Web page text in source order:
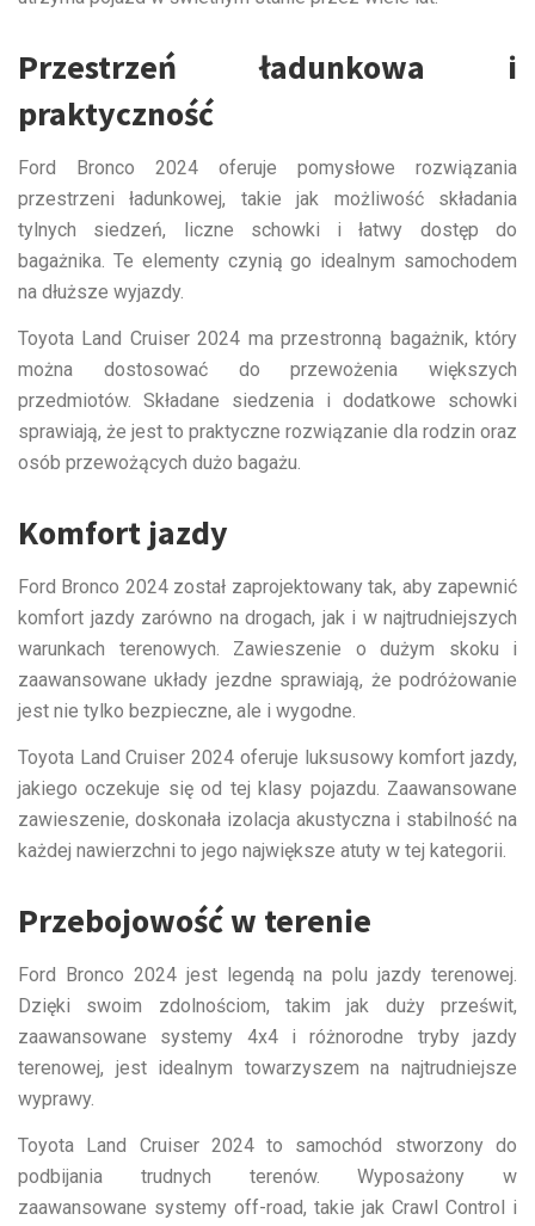
Przestrzeń ładunkowa i
praktyczność
Ford Bronco 2024 oferuje pomysłowe rozwiązania
przestrzeni ładunkowej, takie jak możliwość składania
tylnych siedzeń, liczne schowki i łatwy dostęp do
bagażnika. Te elementy czynią go idealnym samochodem
na dłuższe wyjazdy.
Toyota Land Cruiser 2024 ma przestronną bagażnik, który
można dostosować do przewożenia większych
przedmiotów. Składane siedzenia i dodatkowe schowki
sprawiają, że jest to praktyczne rozwiązanie dla rodzin oraz
osób przewożących dużo bagażu.
Komfort jazdy
Ford Bronco 2024 został zaprojektowany tak, aby zapewnić
komfort jazdy zarówno na drogach, jak i w najtrudniejszych
warunkach terenowych. Zawieszenie o dużym skoku i
zaawansowane układy jezdne sprawiają, że podróżowanie
jest nie tylko bezpieczne, ale i wygodne.
Toyota Land Cruiser 2024 oferuje luksusowy komfort jazdy,
jakiego oczekuje się od tej klasy pojazdu. Zaawansowane
zawieszenie, doskonała izolacja akustyczna i stabilność na
każdej nawierzchni to jego największe atuty w tej kategorii.
Przebojowość w terenie
Ford Bronco 2024 jest legendą na polu jazdy terenowej.
Dzięki swoim zdolnościom, takim jak duży prześwit,
zaawansowane systemy 4x4 i różnorodne tryby jazdy
terenowej, jest idealnym towarzyszem na najtrudniejsze
wyprawy.
Toyota Land Cruiser 2024 to samochód stworzony do
podbijania trudnych terenów. Wyposażony w
zaawansowane systemy off-road, takie jak Crawl Control i